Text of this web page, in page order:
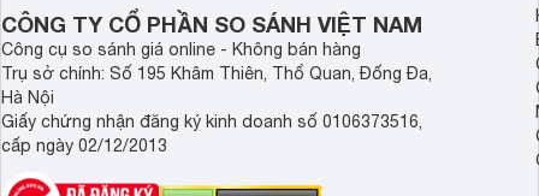
CÔNG TY CỔ PHẦN SO SÁNH VIỆT NAM
Công cụ so sánh giá online - Không bán hàng
Trụ sở chính: Số 195 Khâm Thiên, Thổ Quan, Đống Đa,
Hà Nội
Giấy chứng nhận đăng ký kinh doanh số 0106373516,
cấp ngày 02/12/2013